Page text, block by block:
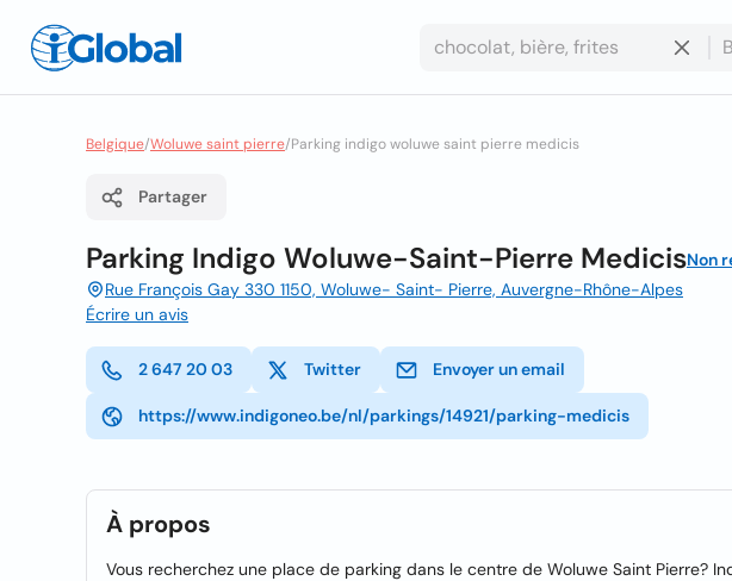
Belgique/Woluwe saint pierre/Parking indigo woluwe saint pierre medicis
Partager
Parking Indigo Woluwe-Saint-Pierre MedicisNon
Rue François Gay 330 1150, Woluwe- Saint- Pierre, Auvergne-Rhône-Alpes
Écrire un avis
2 647 20 03 Twitter Envoyer un email
https://www.indigoneo.be/nl/parkings/14921/parking-medicis
À propos
Vous recherchez une place de parking dans le centre de Woluwe Saint Pierre?